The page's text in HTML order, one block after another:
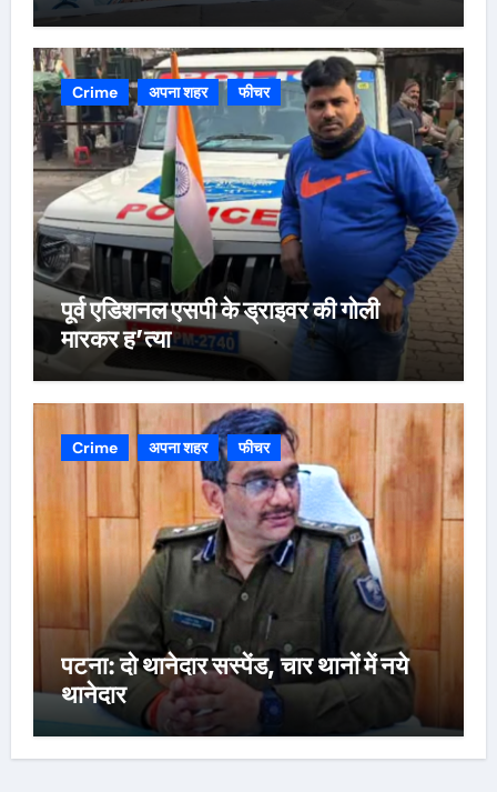
Crime अपना शहर फीचर
पूर्व एडिशनल एसपी के ड्राइवर की गोली
मारकर ह’त्या
Crime अपना शहर फीचर
पटना: दो थानेदार सस्पेंड, चार थानों में नये
थानेदार